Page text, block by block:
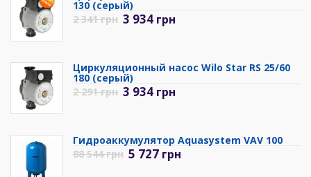
130 (серый)
2 341грн 3 934 грн
Циркуляционный насос Wilo Star RS 25/60
180 (серый)
2 291грн 3 934 грн
Гидроаккумулятор Aquasystem VAV 100
88 544грн 5 727 грн